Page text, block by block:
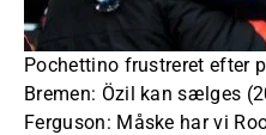
Pochettino frustreret efter
Bremen: Özil kan sælges
Ferguson: Måske har vi